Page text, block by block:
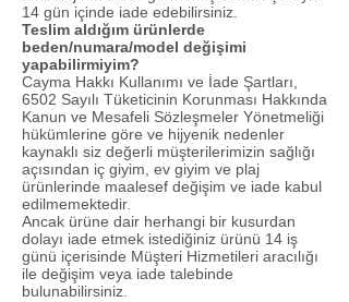
14 gün içinde iade edebilirsiniz.
Teslim aldığım ürünlerde
beden/numara/model değişimi
yapabilirmiyim?
Cayma Hakkı Kullanımı ve İade Şartları,
6502 Sayılı Tüketicinin Korunması Hakkında
Kanun ve Mesafeli Sözleşmeler Yönetmeliği
hükümlerine göre ve hijyenik nedenler
kaynaklı siz değerli müşterilerimizin sağlığı
açısından iç giyim, ev giyim ve plaj
ürünlerinde maalesef değişim ve iade kabul
edilmemektedir.
Ancak ürüne dair herhangi bir kusurdan
dolayı iade etmek istediğiniz ürünü 14 iş
günü içerisinde Müşteri Hizmetileri aracılığı
ile değişim veya iade talebinde
bulunabilirsiniz.